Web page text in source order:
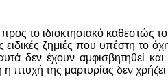
το ιδιοκτησιακό καθεστώς
ειδικές ζημιές που υπέστη το
δεν έχουν αμφισβητηθεί
της μαρτυρίας δεν